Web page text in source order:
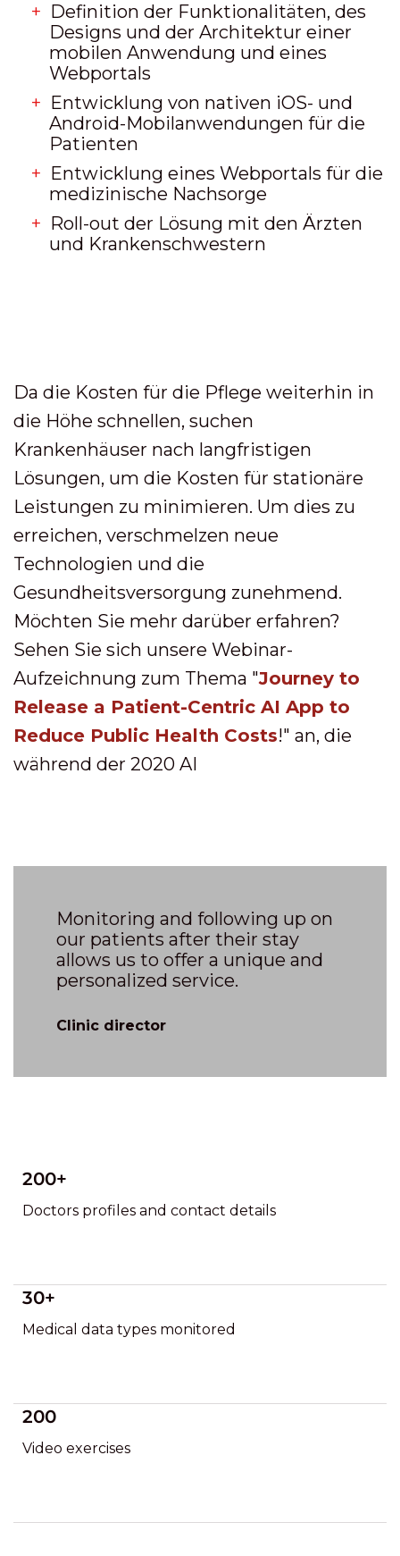
Definition der Funktionalitäten, des
Designs und der Architektur einer
mobilen Anwendung und eines
Webportals
Entwicklung von nativen iOS- und
Android-Mobilanwendungen für die
Patienten
Entwicklung eines Webportals für die
medizinische Nachsorge
Roll-out der Lösung mit den Ärzten
und Krankenschwestern
Da die Kosten für die Pflege weiterhin in
die Höhe schnellen, suchen
Krankenhäuser nach langfristigen
Lösungen, um die Kosten für stationäre
Leistungen zu minimieren. Um dies zu
erreichen, verschmelzen neue
Technologien und die
Gesundheitsversorgung zunehmend.
Möchten Sie mehr darüber erfahren?
Sehen Sie sich unsere Webinar-
Aufzeichnung zum Thema "Journey to
Release a Patient-Centric AI App to
Reduce Public Health Costs!" an, die
während der 2020 AI
Monitoring and following up on
our patients after their stay
allows us to offer a unique and
personalized service.
Clinic director
200+
Doctors profiles and contact details
30+
Medical data types monitored
200
Video exercises